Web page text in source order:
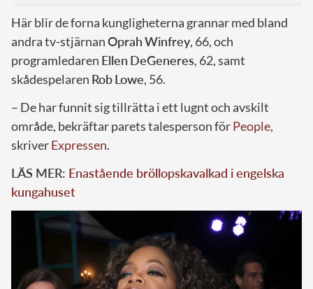
Här blir de forna kungligheterna grannar med bland
andra tv-stjärnanOprahWinfrey, 66, och
programledaren Ellen DeGeneres, 62, samt
skådespelaren RobLowe, 56.
– De har funnit sig tillrätta i ett lugnt och avskilt
område, bekräftar parets talesperson förPeople,
skriverExpressen.
LÄS MER: Enastående bröllopskavalkad i engelska
kungahuset